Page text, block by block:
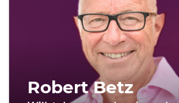
Robert Betz